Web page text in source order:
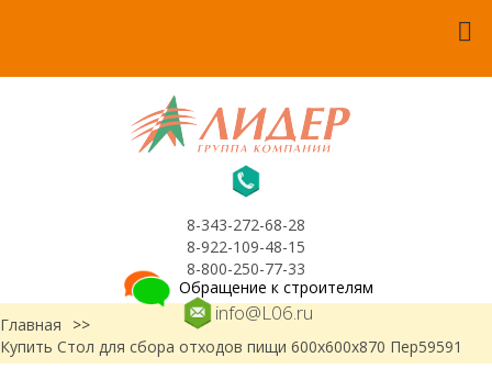
8-343-272-68-28
8-922-109-48-15
8-800-250-77-33
info@L06.ru
Обращение к строителям
Главная
>>
Купить Стол для сбора отходов пищи 600х600х870 Пер59591